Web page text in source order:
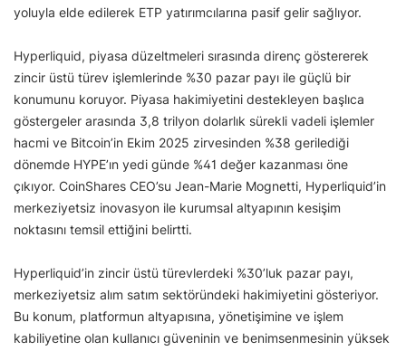
yoluyla elde edilerek ETP yatırımcılarına pasif gelir sağlıyor.
Hyperliquid, piyasa düzeltmeleri sırasında direnç göstererek
zincir üstü türev işlemlerinde %30 pazar payı ile güçlü bir
konumunu koruyor. Piyasa hakimiyetini destekleyen başlıca
göstergeler arasında 3,8 trilyon dolarlık sürekli vadeli işlemler
hacmi ve Bitcoin’in Ekim 2025 zirvesinden %38 gerilediği
dönemde HYPE’ın yedi günde %41 değer kazanması öne
çıkıyor. CoinShares CEO’su Jean-Marie Mognetti, Hyperliquid’in
merkeziyetsiz inovasyon ile kurumsal altyapının kesişim
noktasını temsil ettiğini belirtti.
Hyperliquid’in zincir üstü türevlerdeki %30’luk pazar payı,
merkeziyetsiz alım satım sektöründeki hakimiyetini gösteriyor.
Bu konum, platformun altyapısına, yönetişimine ve işlem
kabiliyetine olan kullanıcı güveninin ve benimsenmesinin yüksek